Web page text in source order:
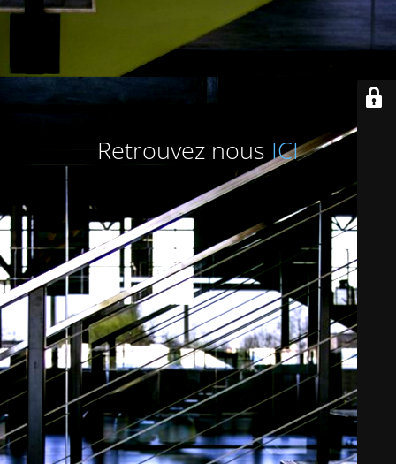
Retrouvez nous ICI